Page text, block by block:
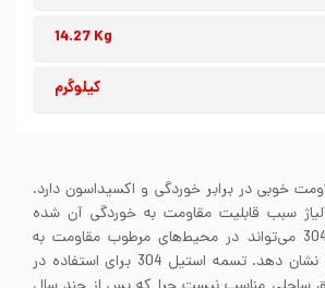
14.27 Kg
کیلوگرم
استیل 304 مقاومت خوبی در برابر خوردگی و اکسیداسون دارد.
سبب قابلیت مقاومت به خوردگی آن شده
است. تسمه استیل 304 می‌تواند در محیط‌های مرطوب مقاومت به
خوردگی خوبی از خود نشان دهد. تسمه استیل 304 برای استفاده در